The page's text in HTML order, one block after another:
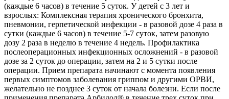
(каждые 6 часов) в течение 5 суток. У детей с 3 лет и
взрослых: Комплексная терапия хронического бронхита,
пневмонии, герпетической инфекции - в разовой дозе 4 раза в
сутки (каждые 6 часов) в течение 5-7 суток, затем разовую
дозу 2 раза в неделю в течение 4 недель. Профилактика
послеоперационных инфекционных осложнений - в разовой
дозе за 2 суток до операции, затем на 2 и 5 сутки после
операции. Прием препарата начинают с момента появления
первых симптомов заболевания гриппом и другими ОРВИ,
желательно не позднее 3 суток от начала болезни. Если после